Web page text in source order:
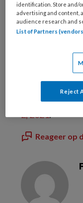
Dit artikel is
2, 2021.
Reageer op
identification. Store and/
advertising and content,
audience research and
List of Partners
Reject